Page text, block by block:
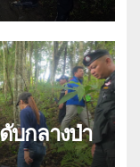
บกลางป่า